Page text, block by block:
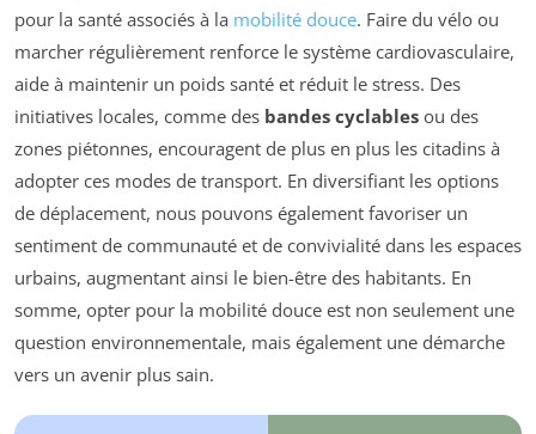
pour la santé associés à la mobilité douce. Faire du vélo ou
marcher régulièrement renforce le système cardiovasculaire,
aide à maintenir un poids santé et réduit le stress. Des
initiatives locales, comme des bandes cyclables ou des
zones piétonnes, encouragent de plus en plus les citadins à
adopter ces modes de transport. En diversifiant les options
de déplacement, nous pouvons également favoriser un
sentiment de communauté et de convivialité dans les espaces
urbains, augmentant ainsi le bien-être des habitants. En
somme, opter pour la mobilité douce est non seulement une
question environnementale, mais également une démarche
vers un avenir plus sain.